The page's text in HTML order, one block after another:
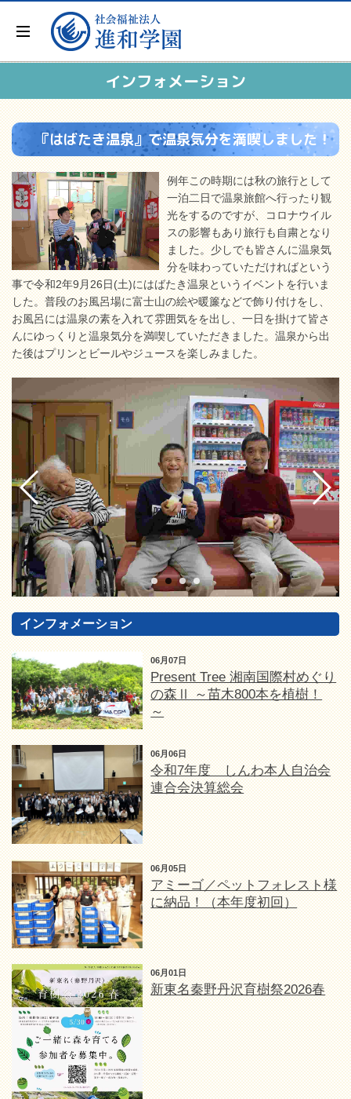
インフォメーション
『はばたき温泉』で温泉気分を満喫しました！
例年この時期には秋の旅行として
一泊二日で温泉旅館へ行ったり観
光をするのですが、コロナウイル
スの影響もあり旅行も自粛となり
ました。少しでも皆さんに温泉気
分を味わっていただければという
事で令和2年9月26日(土)にはばたき温泉というイベントを行いま
した。普段のお風呂場に富士山の絵や暖簾などで飾り付けをし、
お風呂には温泉の素を入れて雰囲気をを出し、一日を掛けて皆さ
んにゆっくりと温泉気分を満喫していただきました。温泉から出
た後はプリンとビールやジュースを楽しみました。
インフォメーション
06月07日
Present Tree 湘南国際村めぐり
の森Ⅱ ～苗木800本を植樹！
～
06月06日
令和7年度 しんわ本人自治会
連合会決算総会
06月05日
アミーゴ／ペットフォレスト様
に納品！（本年度初回）
06月01日
新東名秦野丹沢育樹祭2026春